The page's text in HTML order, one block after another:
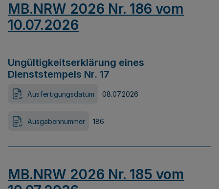
MB.NRW 2026 Nr. 186 vom
10.07.2026
Ungültigkeitserklärung eines
Dienststempels Nr. 17
Ausfertigungsdatum 08.07.2026
Ausgabennummer 186
MB.NRW 2026 Nr. 185 vom